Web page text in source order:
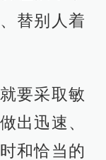
替别人着
要采取敏
出迅速、
和恰当的